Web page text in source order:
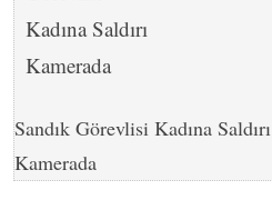
Sandık Görevlisi Kadına Saldırı
Kamerada